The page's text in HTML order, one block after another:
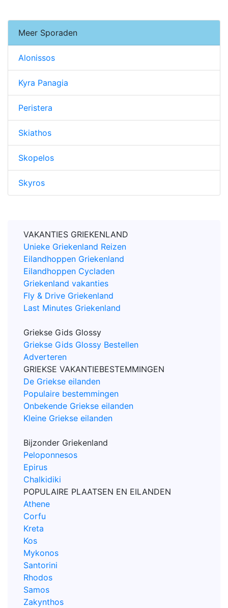
Meer Sporaden
Alonissos
Kyra Panagia
Peristera
Skiathos
Skopelos
Skyros
VAKANTIES GRIEKENLAND
Unieke Griekenland Reizen
Eilandhoppen Griekenland
Eilandhoppen Cycladen
Griekenland vakanties
Fly & Drive Griekenland
Last Minutes Griekenland
Griekse Gids Glossy
Griekse Gids Glossy Bestellen
Adverteren
GRIEKSE VAKANTIEBESTEMMINGEN
De Griekse eilanden
Populaire bestemmingen
Onbekende Griekse eilanden
Kleine Griekse eilanden
Bijzonder Griekenland
Peloponnesos
Epirus
Chalkidiki
POPULAIRE PLAATSEN EN EILANDEN
Athene
Corfu
Kreta
Kos
Mykonos
Santorini
Rhodos
Samos
Zakynthos